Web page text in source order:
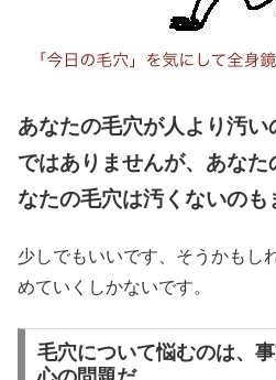
あなたの毛穴が人より汚
ではありませんが、あな
なたの毛穴は汚くないのも
少しでもいいです、そうかもし
めていくしかないです。
毛穴について悩むのは、